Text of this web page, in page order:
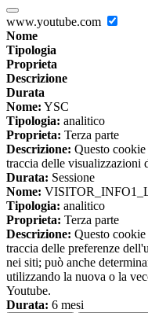
www.youtube.com
Nome
Tipologia
Proprieta
Descrizione
Durata
Nome: YSC
Tipologia: analitico
Proprieta: Terza parte
Descrizione: Questo cookie
traccia delle visualizzazioni
Durata: Sessione
Nome:
Tipologia: analitico
Proprieta: Terza parte
Descrizione: Questo cookie
traccia delle preferenze
nei siti; può anche
utilizzando la nuova o la
Youtube.
Durata: 6 mesi